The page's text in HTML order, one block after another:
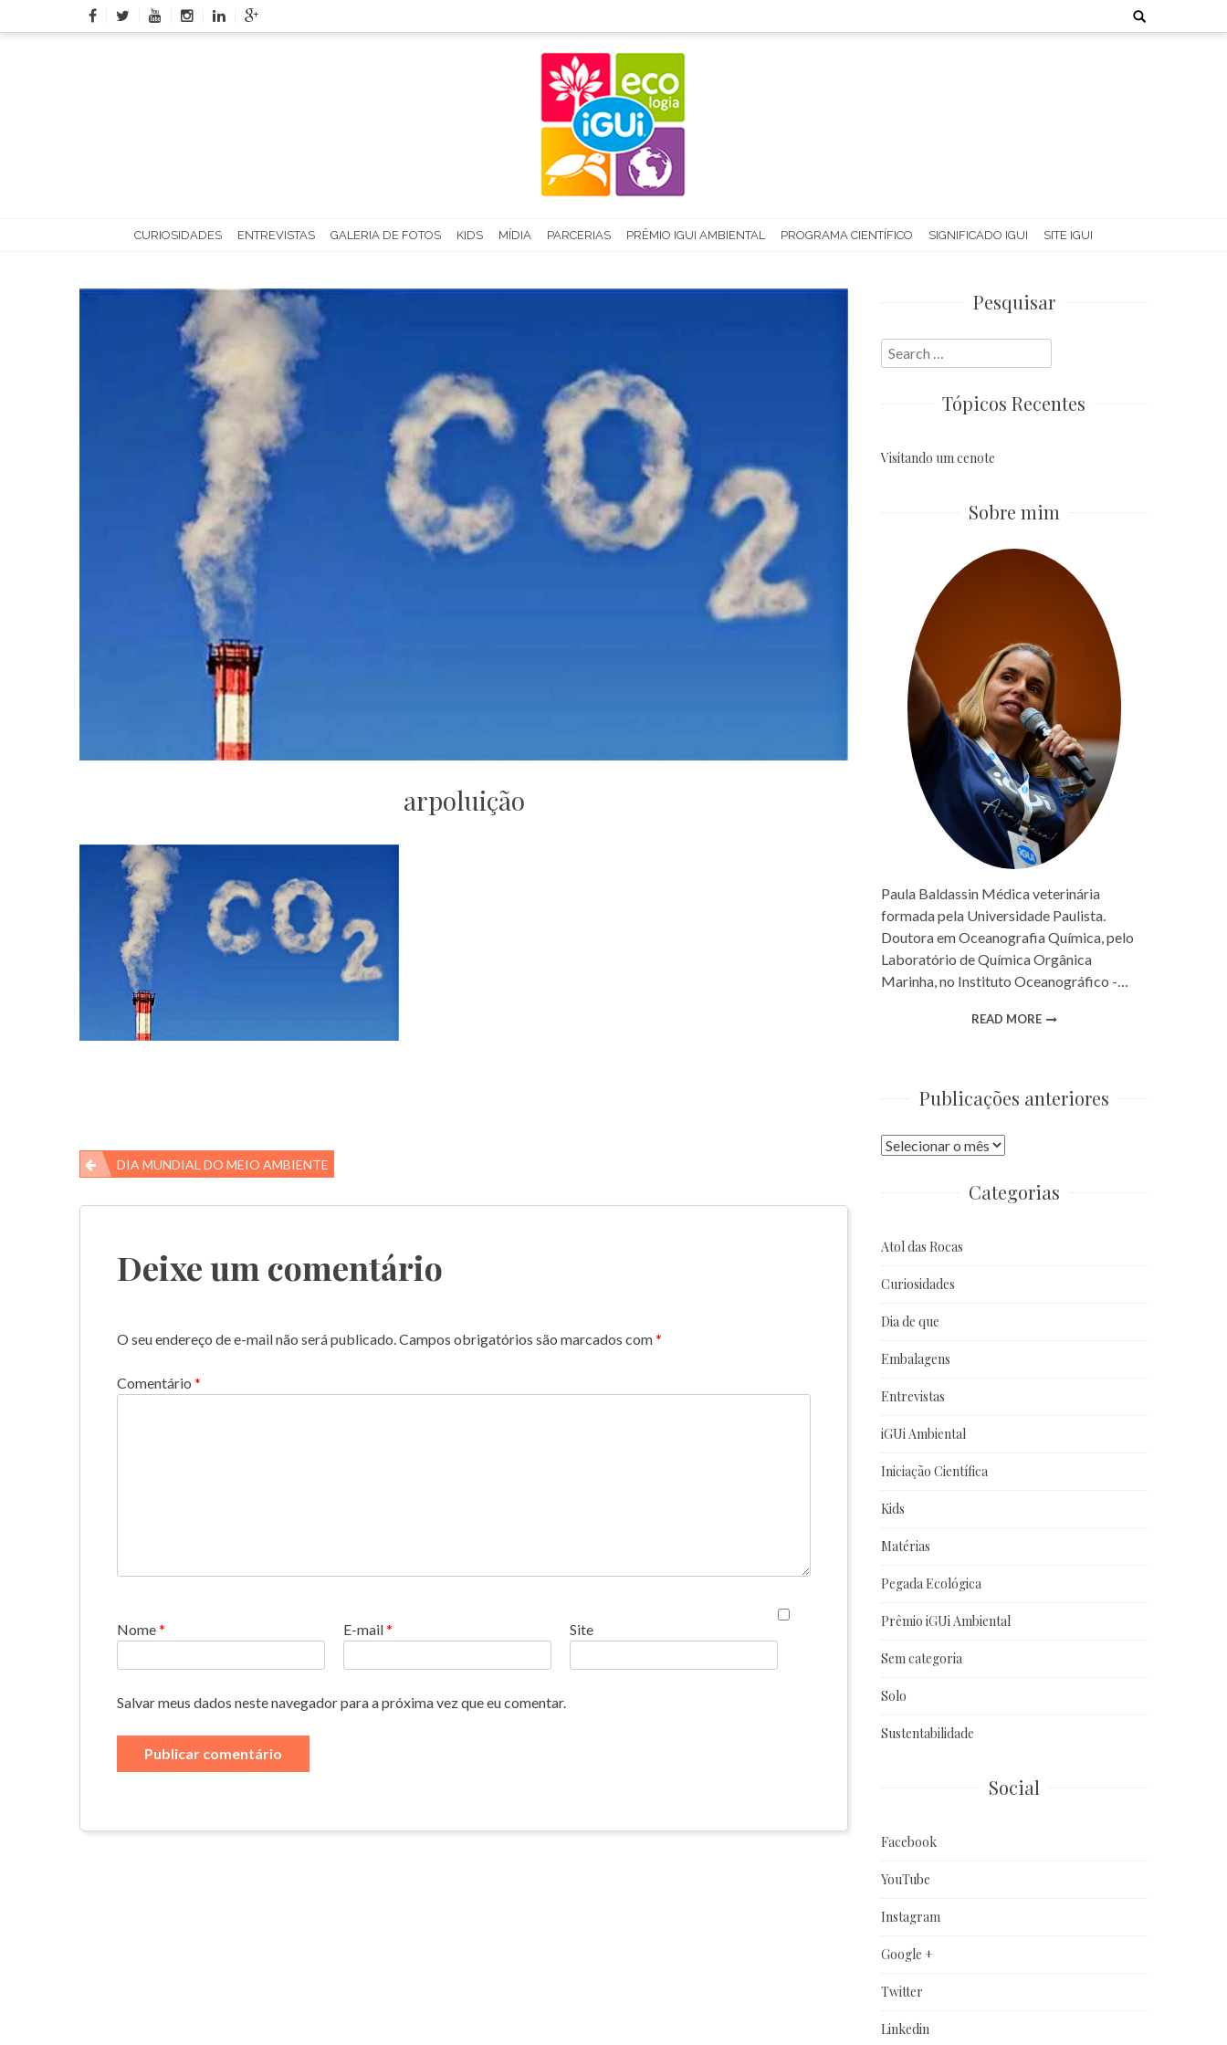
to
Search
for:
CURIOSIDADES ENTREVISTAS GALERIA DE FOTOS KIDS MÍDIA PARCERIAS PRÊMIO IGUI AMBIENTAL PROGRAMA CIENTÍFICO SIGNIFICADO IGUI SITE IGUI
arpoluição
Navegação
de
DIA MUNDIAL DO MEIO AMBIENTE
Deixe um comentário
O seu endereço de e-mail não será publicado.Campos obrigatórios são marcados com*
Comentário *
Nome* E-mail* Site
Salvar meus dados neste navegador para a próxima vez que eu comentar.
Pesquisar
Search
for:
Tópicos Recentes
Visitando um cenote
Sobre mim
Paula Baldassin Médica veterinária
formada pela Universidade Paulista.
Doutora em Oceanografia Química, pelo
Laboratório de Química Orgânica
Marinha, no Instituto Oceanográfico -…
READ MORE
Publicações anteriores
Publicações
Categorias
Atol das Rocas
Curiosidades
Dia de que
Embalagens
Entrevistas
iGUi Ambiental
Iniciação Científica
Kids
Matérias
Pegada Ecológica
Prêmio iGUi Ambiental
Sem categoria
Solo
Sustentabilidade
Social
Facebook
YouTube
Instagram
Google +
Twitter
Linkedin